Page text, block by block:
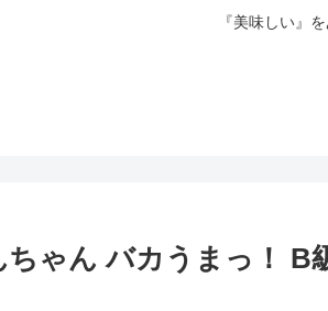
『美味しい』
ちゃん バカうまっ！ B